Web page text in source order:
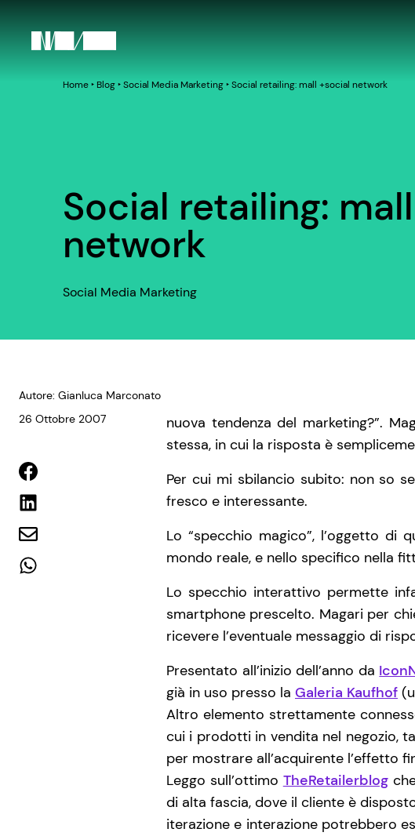
Home‣ Blog‣Social Media Marketing‣Social retailing: mall +social network
Social retailing:
network
Social Media Marketing
Autore: Gianluca Marconato
26 Ottobre 2007
nuova tendenza del marketing?”.
stessa, in cui la risposta è
Per cui mi sbilancio subito: non so
fresco e interessante.
Lo “specchio magico”, l’oggetto
mondo reale, e nello specifico nella
Lo specchio interattivo permette
smartphone prescelto. Magari per
ricevere l’eventuale messaggio di
Presentato all’inizio dell’anno da
già in uso presso la Galeria Kaufhof
Altro elemento strettamente
cui i prodotti in vendita nel negozio,
per mostrare all’acquirente l’effetto
Leggo sull’ottimo TheRetailerblog
di alta fascia, dove il cliente è
iterazione e interazione potrebbero